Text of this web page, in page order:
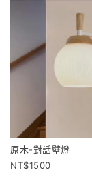
原木-對話壁燈
1500